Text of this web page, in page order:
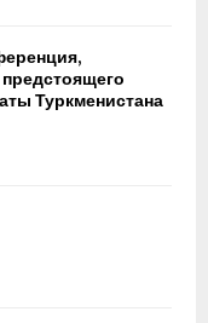
Туркменистана